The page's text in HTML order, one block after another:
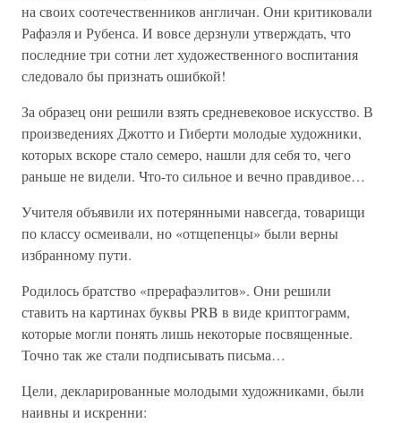
на своих соотечественников англичан. Они критиковали
Рафаэля и Рубенса. И вовсе дерзнули утверждать, что
последние три сотни лет художественного воспитания
следовало бы признать ошибкой!
За образец они решили взять средневековое искусство. В
произведениях Джотто и Гиберти молодые художники,
которых вскоре стало семеро, нашли для себя то, чего
раньше не видели. Что-то сильное и вечно правдивое…
Учителя объявили их потерянными навсегда, товарищи
по классу осмеивали, но «отщепенцы» были верны
избранному пути.
Родилось братство «прерафаэлитов». Они решили
ставить на картинах буквы PRB в виде криптограмм,
которые могли понять лишь некоторые посвященные.
Точно так же стали подписывать письма…
Цели, декларированные молодыми художниками, были
наивны и искренни: